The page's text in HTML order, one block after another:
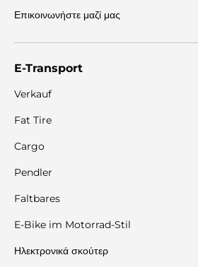
Επικοινωνήστε μαζί μας
E-Transport
Verkauf
Fat Tire
Cargo
Pendler
Faltbares
E-Bike im Motorrad-Stil
Ηλεκτρονικά σκούτερ